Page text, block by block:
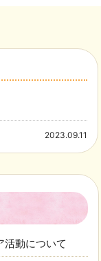
2023.09.11
活動について